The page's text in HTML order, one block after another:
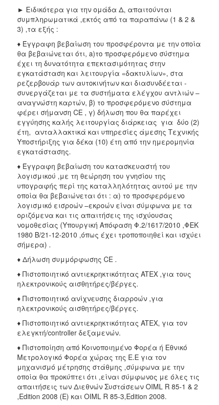
► Ειδικότερα για την ομάδα Δ, απαιτούνται
συμπληρωματικά ,εκτός από τα παραπάνω (1 & 2 &
3) ,τα εξής :
♦ Έγγραφη βεβαίωση του προσφέροντα με την οποία
θα βεβαιώνεται ότι, a)το προσφερόμενο σύστημα
έχει τη δυνατότητα επεκτασιμότητας στην
εγκατάσταση και λειτουργία «δακτυλίων», στα
ρεζερβουάρ των αυτοκινήτων και διασυνδέεται -
συνεργάζεται με τα συστήματα ελέγχου αντλιών –
αναγνώστη καρτών, β) το προσφερόμενο σύστημα
φέρει σήμανση CE , γ) δήλωση που θα παρέχει
εγγύησης καλής λειτουργίας διάρκειας για δύο (2)
έτη, ανταλλακτικά και υπηρεσίες άμεσης Τεχνικής
Υποστήριξης για δέκα (10) έτη από την ημερομηνία
εγκατάστασης.
♦ Έγγραφη βεβαίωση του κατασκευαστή του
λογισμικού ,με τη θεώρηση του γνησίου της
υπογραφής περί της καταλληλότητας αυτού με την
οποία θα βεβαιώνεται ότι : α) το προσφερόμενο
λογισμικό εισροών –εκροών είναι σύμφωνα με τα
οριζόμενα και τις απαιτήσεις της ισχύουσας
νομοθεσίας (Υπουργική Απόφαση Φ.2/1617/2010 ,ΦΕΚ
1980 Β/21-12-2010 ,όπως έχει τροποποιηθεί και ισχύει
σήμερα) .
♦ Δήλωση συμμόρφωσης CE .
♦ Πιστοποιητικό αντιεκρηκτικότητας ATEX ,για τους
ηλεκτρονικούς αισθητήρες/βέργες.
♦ Πιστοποιητικό ανίχνευσης διαρροών ,για
ηλεκτρονικούς αισθητήρες/βέργες.
♦ Πιστοποιητικό αντιεκρηκτικότητας ATEX, για τον
ελεγκτή/controller δεξαμενών.
♦ Πιστοποίηση από Κοινοποιημένο Φορέα ή Εθνικό
Μετρολογικό Φορέα χώρας της Ε.Ε για τον
μηχανισμό μέτρησης στάθμης ,σύμφωνα με την
οποία θα προκύπτει ότι ,είναι σύμφωνος με όλες τις
απαιτήσεις των Διεθνών Συστάσεων OIML R 85-1 & 2
,Edition 2008 (E) και OIML R 85-3,Edition 2008.